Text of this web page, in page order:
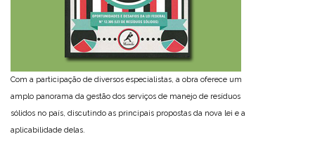
Com a participação de diversos especialistas, a obra oferece um
amplo panorama da gestão dos serviços de manejo de resíduos
sólidos no país, discutindo as principais propostas da nova lei e a
aplicabilidade delas.